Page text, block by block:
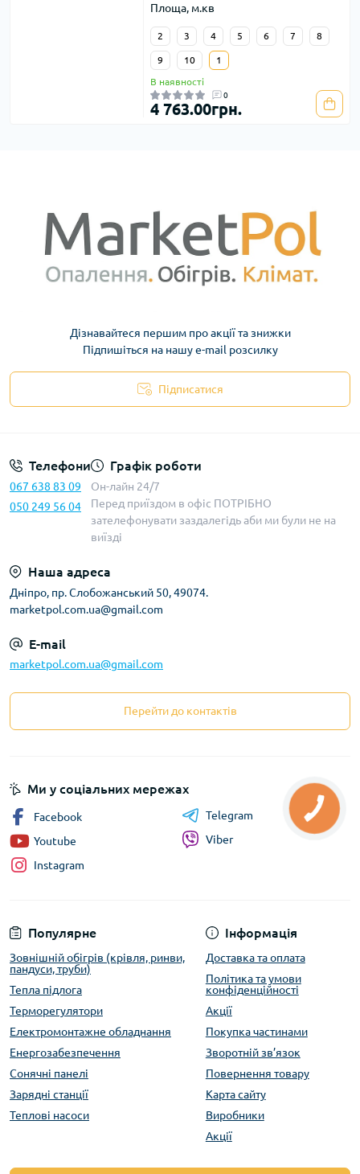
Площа, м.кв
2 3 4 5 6 7 8
9 10 1
В наявності
0
4 763.00грн.
Дізнавайтеся першим про акції та знижки
Підпишіться на нашу e-mail розсилку
Підписатися
Телефони
067 638 83 09
050 249 56 04
Графік роботи
Он-лайн 24/7
Перед приїздом в офіс ПОТРІБНО
зателефонувати заздалегідь аби ми були не на
виїзді
Наша адреса
Дніпро, пр. Слобожанський 50, 49074.
marketpol.com.ua@gmail.com
E-mail
marketpol.com.ua@gmail.com
Перейти до контактів
Популярне
Зовнішній обігрів (крівля, ринви,
пандуси, труби)
Тепла підлога
Терморегулятори
Електромонтажне обладнання
Енергозабезпечення
Сонячні панелі
Зарядні станції
Теплові насоси
Інформація
Доставка та оплата
Політика та умови
конфіденційності
Акції
Покупка частинами
Зворотній зв’язок
Повернення товару
Карта сайту
Виробники
Акції
Ми у соціальних мережах
Facebook
Youtube
Instagram
Telegram
Viber